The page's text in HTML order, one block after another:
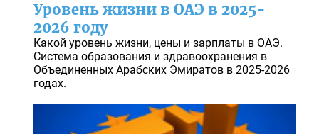
Уровень жизни в ОАЭ в 2025-
2026 году
Какой уровень жизни, цены и зарплаты в ОАЭ.
Система образования и здравоохранения в
Объединенных Арабских Эмиратов в 2025-2026
годах.